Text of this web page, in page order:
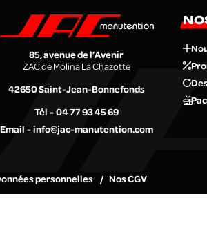
85, avenue de l’Avenir
ZAC de Molina La Chazotte
42650Saint-Jean-Bonnefonds
Tél
04 77 93 45 69
Email
info@jac-manutention.com
personnelles Nos CGV